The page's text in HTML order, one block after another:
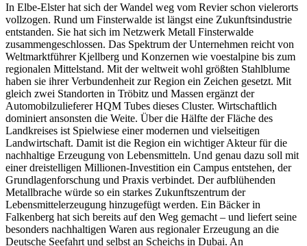
In Elbe-Elster hat sich der Wandel weg vom Revier schon vielerorts
vollzogen. Rund um Finsterwalde ist längst eine Zukunftsindustrie
entstanden. Sie hat sich im Netzwerk Metall Finsterwalde
zusammengeschlossen. Das Spektrum der Unternehmen reicht von
Weltmarktführer Kjellberg und Konzernen wie voestalpine bis zum
regionalen Mittelstand. Mit der weltweit wohl größten Stahlblume
haben sie ihrer Verbundenheit zur Region ein Zeichen gesetzt. Mit
gleich zwei Standorten in Tröbitz und Massen ergänzt der
Automobilzulieferer HQM Tubes dieses Cluster. Wirtschaftlich
dominiert ansonsten die Weite. Über die Hälfte der Fläche des
Landkreises ist Spielwiese einer modernen und vielseitigen
Landwirtschaft. Damit ist die Region ein wichtiger Akteur für die
nachhaltige Erzeugung von Lebensmitteln. Und genau dazu soll mit
einer dreistelligen Millionen-Investition ein Campus entstehen, der
Grundlagenforschung und Praxis verbindet. Der aufblühenden
Metallbrache würde so ein starkes Zukunftszentrum der
Lebensmittelerzeugung hinzugefügt werden. Ein Bäcker in
Falkenberg hat sich bereits auf den Weg gemacht – und liefert seine
besonders nachhaltigen Waren aus regionaler Erzeugung an die
Deutsche Seefahrt und selbst an Scheichs in Dubai. An